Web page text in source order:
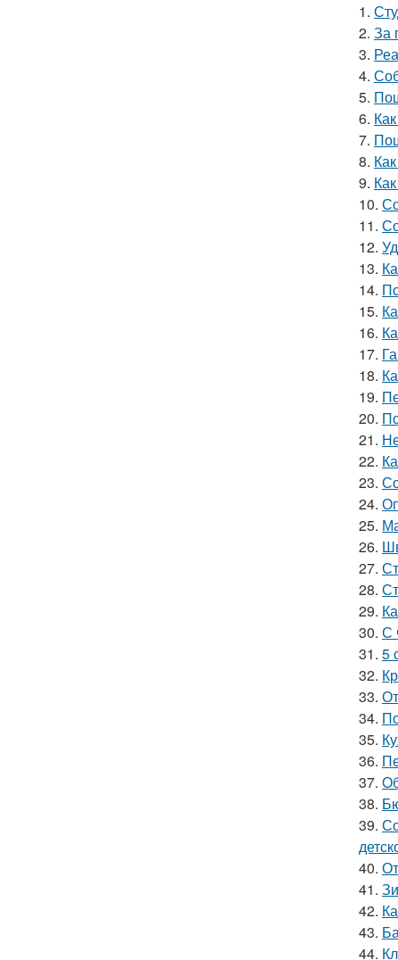
1.
2. За
3.
4.
5.
6.
7.
8.
9.
10.
11.
12.
13.
14.
15.
16.
17.
18.
19.
20.
21.
22.
23.
24.
25.
26.
27.
28.
29.
30. С
31. 5
32.
33.
34.
35.
36.
37.
38.
39.
40.
41.
42.
43.
44.